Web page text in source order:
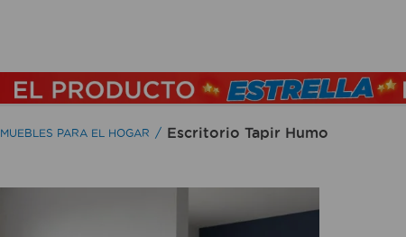
MUEBLES PARA EL HOGAR Escritorio Tapir Humo
TÉRMINOS MÁS BUSCADOS
1.
lamparas
2.
ducha
5.
lampara